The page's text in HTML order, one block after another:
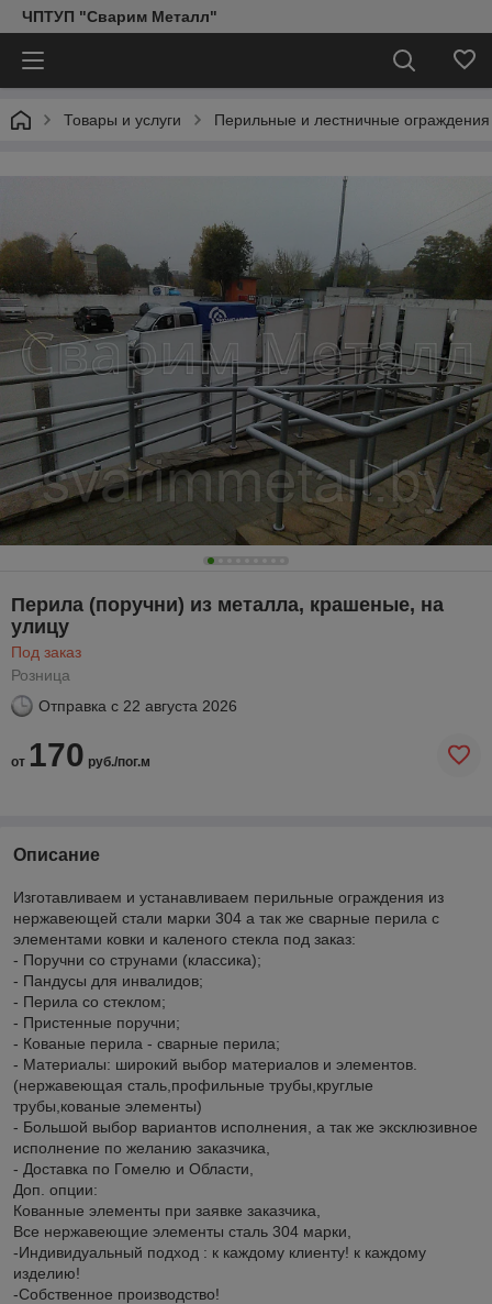
ЧПТУП "Сварим Металл"
Товары и услуги Перильные и лестничные ограждения
Перила (поручни) из металла, крашеные, на
улицу
Под заказ
Розница
Отправка с 22 августа 2026
от 170 руб./пог.м
Описание
Изготавливаем и устанавливаем перильные ограждения из
нержавеющей стали марки 304 а так же сварные перила с
элементами ковки и каленого стекла под заказ:
- Поручни со струнами (классика);
- Пандусы для инвалидов;
- Перила со стеклом;
- Пристенные поручни;
- Кованые перила - сварные перила;
- Материалы: широкий выбор материалов и элементов.
(нержавеющая сталь,профильные трубы,круглые
трубы,кованые элементы)
- Большой выбор вариантов исполнения, а так же эксклюзивное
исполнение по желанию заказчика,
- Доставка по Гомелю и Области,
Доп. опции:
Кованные элементы при заявке заказчика,
Все нержавеющие элементы сталь 304 марки,
-Индивидуальный подход : к каждому клиенту! к каждому
изделию!
-Собственное производство!